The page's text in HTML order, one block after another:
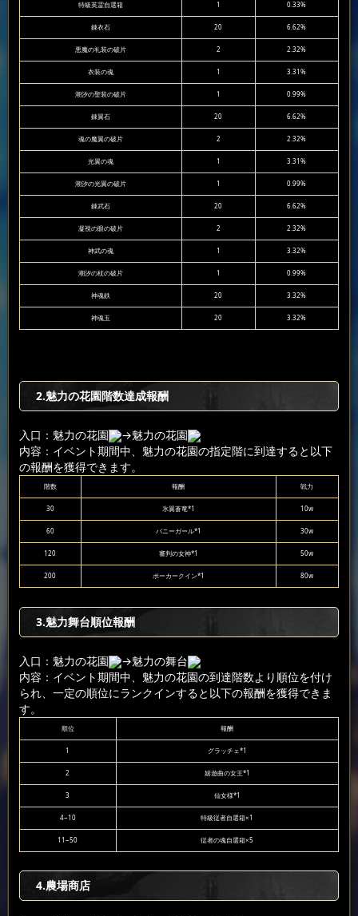
特級英霊自選箱 1 0.33%
錬衣石 20 6.62%
悪魔の礼装の破片 2 2.32%
衣装の魂 1 3.31%
潮汐の聖装の破片 1 0.99%
錬翼石 20 6.62%
魂の魔翼の破片 2 2.32%
光翼の魂 1 3.31%
潮汐の光翼の破片 1 0.99%
錬武石 20 6.62%
凝視の眼の破片 2 2.32%
神武の魂 1 3.32%
潮汐の杖の破片 1 0.99%
神魂鉄 20 3.32%
神魂玉 20 3.32%
2.魅力の花園階数達成報酬
入口：魅力の花園
→魅力の花園
内容：イベント期間中、魅力の花園の指定階に到達すると以下
の報酬を獲得できます。
階数 報酬 戦力
30 氷翼蒼竜*1 10w
60 バニーガール*1 30w
120 審判の女神*1 50w
200 ポーカークイン*1 80w
3.魅力舞台順位報酬
入口：魅力の花園
→魅力の舞台
内容：イベント期間中、魅力の花園の到達階数より順位を付け
られ、一定の順位にランクインすると以下の報酬を獲得できま
す。
順位 報酬
1 グラッチェ*1
2 嬉遊曲の女王*1
3 仙女様*1
4~10 特級従者自選箱×1
11~50 従者の魂自選箱×5
4.農場商店